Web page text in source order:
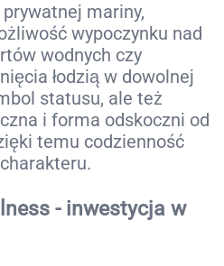
mariny,
wypoczynku nad
wodnych czy
łodzią w dowolnej
statusu, ale też
i forma odskoczni od
temu codzienność
- inwestycja w